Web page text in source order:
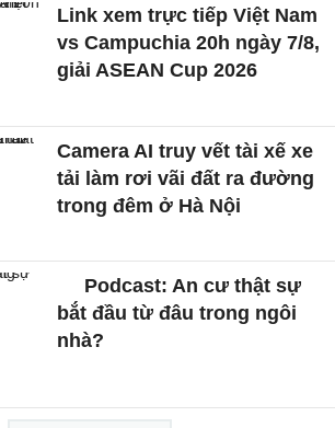
Link xem trực tiếp Việt Nam
vs Campuchia 20h ngày 7/8,
giải ASEAN Cup 2026
Camera AI truy vết tài xế xe
tải làm rơi vãi đất ra đường
trong đêm ở Hà Nội
Podcast: An cư thật sự
bắt đầu từ đâu trong ngôi
nhà?